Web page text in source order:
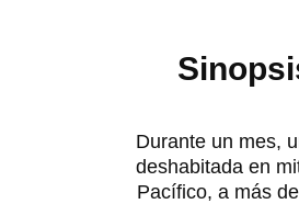
Durante un mes,
deshabitada en
Pacífico, a más